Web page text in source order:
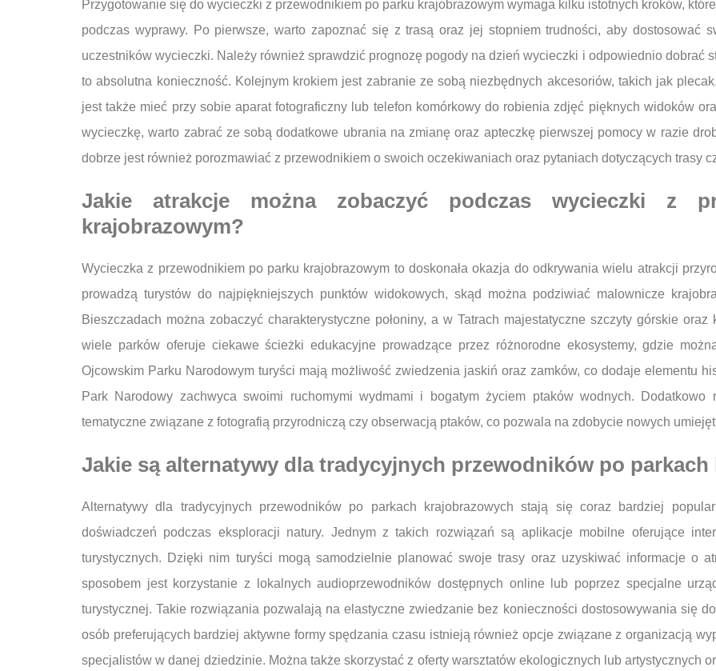
Przygotowanie się do wycieczki z przewodnikiem po parku krajobrazowym wymaga kilku istotnych kroków,
podczas wyprawy. Po pierwsze, warto zapoznać się z trasą oraz jej stopniem trudności, aby dostosować
uczestników wycieczki. Należy również sprawdzić prognozę pogody na dzień wycieczki i odpowiednio dobrać
to absolutna konieczność. Kolejnym krokiem jest zabranie ze sobą niezbędnych akcesoriów, takich jak
jest także mieć przy sobie aparat fotograficzny lub telefon komórkowy do robienia zdjęć pięknych widoków
wycieczkę, warto zabrać ze sobą dodatkowe ubrania na zmianę oraz apteczkę pierwszej pomocy w razie
dobrze jest również porozmawiać z przewodnikiem o swoich oczekiwaniach oraz pytaniach dotyczących trasy
Jakie atrakcje można zobaczyć podczas wycieczki z
krajobrazowym?
Wycieczka z przewodnikiem po parku krajobrazowym to doskonała okazja do odkrywania wielu atrakcji
prowadzą turystów do najpiękniejszych punktów widokowych, skąd można podziwiać malownicze
Bieszczadach można zobaczyć charakterystyczne połoniny, a w Tatrach majestatyczne szczyty górskie
wiele parków oferuje ciekawe ścieżki edukacyjne prowadzące przez różnorodne ekosystemy, gdzie
Ojcowskim Parku Narodowym turyści mają możliwość zwiedzenia jaskiń oraz zamków, co dodaje elementu
Park Narodowy zachwyca swoimi ruchomymi wydmami i bogatym życiem ptaków wodnych. Dodatkowo
tematyczne związane z fotografią przyrodniczą czy obserwacją ptaków, co pozwala na zdobycie nowych
Jakie są alternatywy dla tradycyjnych przewodników po
Alternatywy dla tradycyjnych przewodników po parkach krajobrazowych stają się coraz bardziej
doświadczeń podczas eksploracji natury. Jednym z takich rozwiązań są aplikacje mobilne oferujące
turystycznych. Dzięki nim turyści mogą samodzielnie planować swoje trasy oraz uzyskiwać informacje o
sposobem jest korzystanie z lokalnych audioprzewodników dostępnych online lub poprzez specjalne
turystycznej. Takie rozwiązania pozwalają na elastyczne zwiedzanie bez konieczności dostosowywania się
osób preferujących bardziej aktywne formy spędzania czasu istnieją również opcje związane z organizacją
specjalistów w danej dziedzinie. Można także skorzystać z oferty warsztatów ekologicznych lub artystycznych